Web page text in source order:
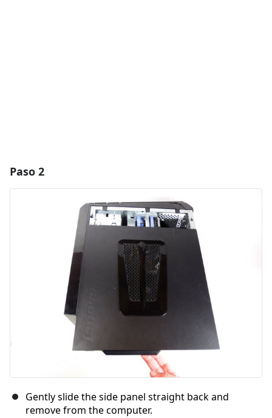
Paso 2
Gently slide the side panel straight back and
remove from the computer.